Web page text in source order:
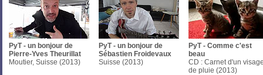
PyT - un bonjour de
Pierre-Yves Theurillat
Moutier, Suisse (2013)
PyT - un bonjour de
Sébastien Froidevaux
Suisse (2013)
PyT - Comme c'est
beau
CD : Carnet d'un
de pluie (2013)